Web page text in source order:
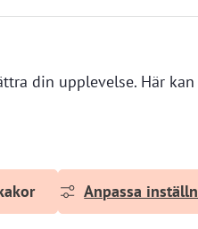
din upplevelse. Här kan
Anpassa